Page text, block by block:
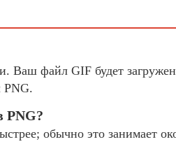
Ваш файл GIF будет
PNG.
PNG?
обычно это занимает